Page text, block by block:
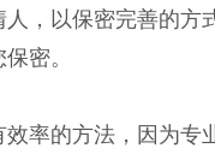
，以保密完善的
密。
率的方法，因为